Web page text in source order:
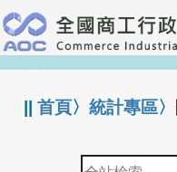
跳
到
主
要
:::
||首頁〉統計專區〉
全